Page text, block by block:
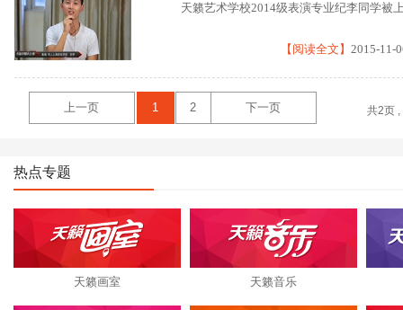
天籁艺术学校2014级表演专业纪李同学被
【阅读全文】 2015-11-
上一页 1 2 下一页 共2页 ,
热点专题
天籁画室 天籁音乐